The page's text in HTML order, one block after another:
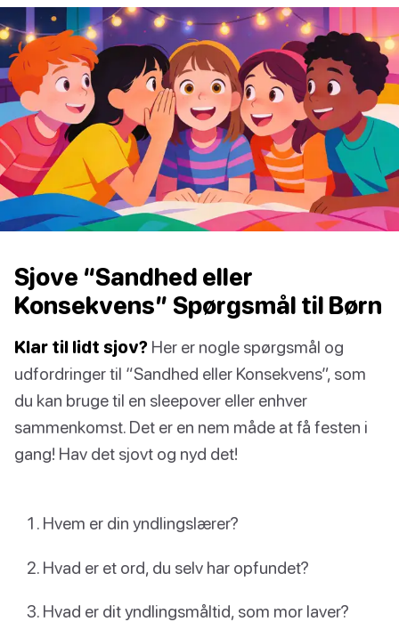
Sjove “Sandhed eller
Konsekvens” Spørgsmål til Børn
Klar til lidt sjov? Her er nogle spørgsmål og
udfordringer til “Sandhed eller Konsekvens”, som
du kan bruge til en sleepover eller enhver
sammenkomst. Det er en nem måde at få festen i
gang! Hav det sjovt og nyd det!
Hvem er din yndlingslærer?
Hvad er et ord, du selv har opfundet?
Hvad er dit yndlingsmåltid, som mor laver?